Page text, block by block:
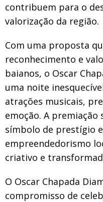
contribuem para o
valorização da região.
Com uma proposta
reconhecimento e
baianos, o Oscar
uma noite
atrações musicais,
emoção. A
símbolo de prestígio
empreendedorismo
criativo e
O Oscar Chapada
compromisso de